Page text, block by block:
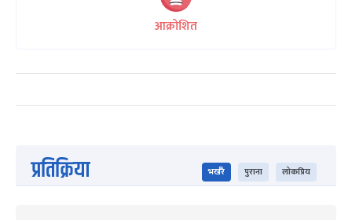
आक्रोशित
प्रतिक्रिया भर्खरै पुराना लोकप्रिय